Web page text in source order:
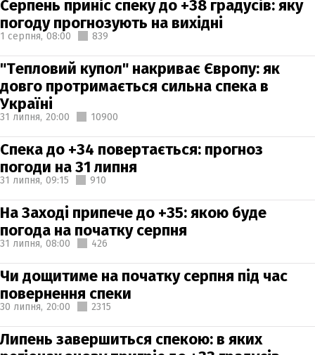
Серпень приніс спеку до +38 градусів: яку
погоду прогнозують на вихідні
1 серпня, 08:00 839
"Тепловий купол" накриває Європу: як
довго протримається сильна спека в
Україні
31 липня, 20:00 10900
Спека до +34 повертається: прогноз
погоди на 31 липня
31 липня, 09:15 910
На Заході припече до +35: якою буде
погода на початку серпня
31 липня, 08:00 426
Чи дощитиме на початку серпня під час
повернення спеки
30 липня, 20:00 2315
Липень завершиться спекою: в яких